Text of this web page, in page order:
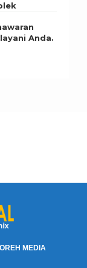
Anda.
MEDIA